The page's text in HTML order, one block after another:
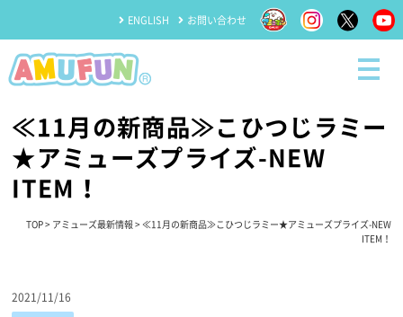
ENGLISH お問い合わせ
≪11月の新商品≫こひつじラミー
★アミューズプライズ-NEW
ITEM！
TOP> アミューズ最新情報> ≪11月の新商品≫こひつじラミー★アミューズプライズ-NEW
ITEM！
2021/11/16